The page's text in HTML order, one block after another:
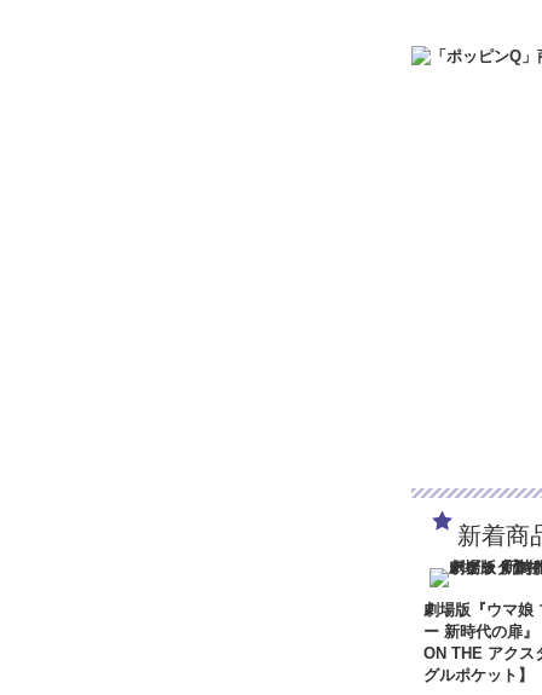
新着商
劇場版『ウマ娘
ー 新時代の扉』
ON THE アクス
グルポケット】